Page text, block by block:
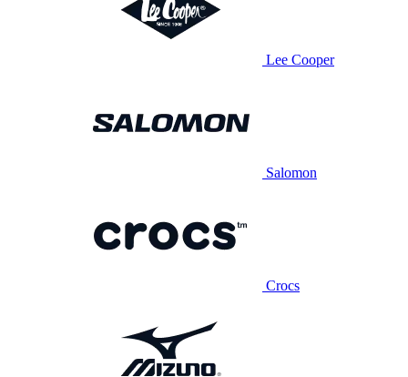
Lee Cooper
Salomon
Crocs